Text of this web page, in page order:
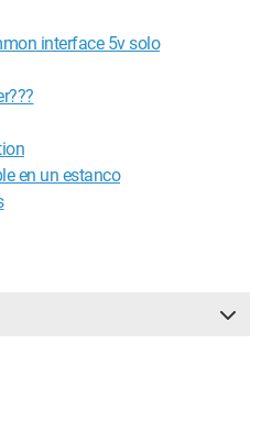
interface 5v solo
en un estanco